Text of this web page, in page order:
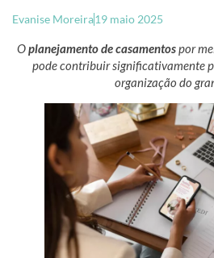
Evanise Moreira19 maio 2025
Oplanejamento de casamentospor
pode contribuir significativamente
organização do